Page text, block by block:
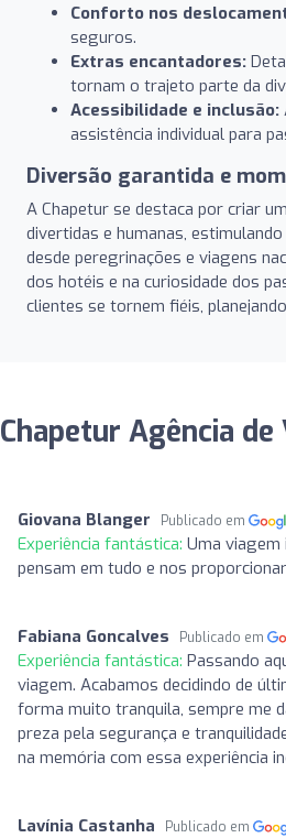
Conforto nos
seguros.
Extras encantadores:
tornam o trajeto parte da
Acessibilidade e inclusão:
assistência individual para
Diversão garantida e
A Chapetur se destaca por criar
divertidas e humanas,
desde peregrinações e viagens
dos hotéis e na curiosidade dos
clientes se tornem fiéis,
Chapetur Agência de
Giovana Blanger Publicado em
Experiência fantástica: Uma viagem
pensam em tudo e nos
Fabiana Goncalves Publicado em
Experiência fantástica: Passando
viagem. Acabamos decidindo de
forma muito tranquila, sempre me
preza pela segurança e
na memória com essa experiência
Lavínia Castanha Publicado em